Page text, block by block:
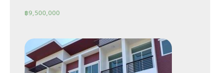
฿9,500,000